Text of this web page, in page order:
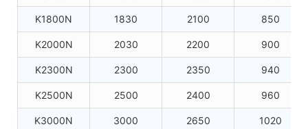
K1800N 1830 2100 850
K2000N 2030 2200 900
K2300N 2300 2350 940
K2500N 2500 2400 960
K3000N 3000 2650 1020